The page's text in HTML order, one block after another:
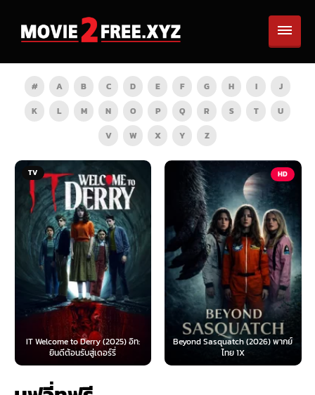
# A B C D E F G H I
J
K
L M N O P Q R S T
U
V
W X Y Z
TV
IT Welcome to Derry (2025) อิท:
ยินดีต้อนรับสู่เดอร์รี่
HD
Beyond Sasquatch (2026) พากย์
ไทย 1X